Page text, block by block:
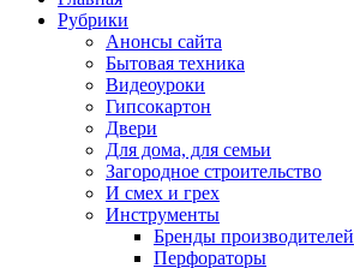
Рубрики
Анонсы сайта
Бытовая техника
Видеоуроки
Гипсокартон
Двери
Для дома, для семьи
Загородное строительство
И смех и грех
Инструменты
Бренды производителей
Перфораторы